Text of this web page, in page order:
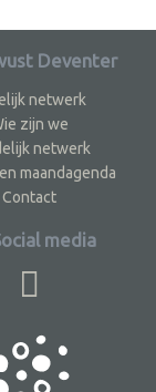
Deventer
netwerk
zijn we
netwerk
maandagenda
Contact
media